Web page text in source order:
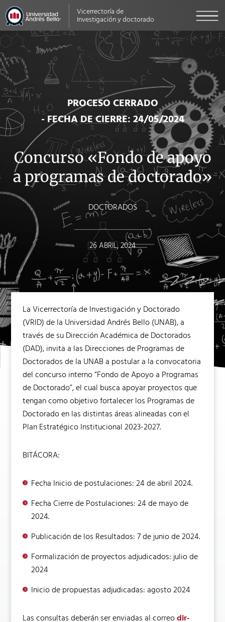
Vicerrectoría de
Investigación y doctorado
PROCESO CERRADO
- FECHA DE CIERRE: 24/05/2024
Concurso «Fondo de apoyo
a programas de doctorado»
DOCTORADOS
26 ABRIL, 2024
La Vicerrectoría de Investigación y Doctorado
(VRID) de la Universidad Andrés Bello (UNAB), a
través de su Dirección Académica de Doctorados
(DAD), invita a las Direcciones de Programas de
Doctorados de la UNAB a postular a la convocatoria
del concurso interno “Fondo de Apoyo a Programas
de Doctorado”, el cual busca apoyar proyectos que
tengan como objetivo fortalecer los Programas de
Doctorado en las distintas áreas alineadas con el
Plan Estratégico Institucional 2023-2027.
BITÁCORA:
Fecha Inicio de postulaciones: 24 de abril 2024.
Fecha Cierre de Postulaciones: 24 de mayo de
2024.
Publicación de los Resultados: 7 de junio de 2024.
Formalización de proyectos adjudicados: julio de
2024
Inicio de propuestas adjudicadas: agosto 2024
Las consultas deberán ser enviadas al correodir-